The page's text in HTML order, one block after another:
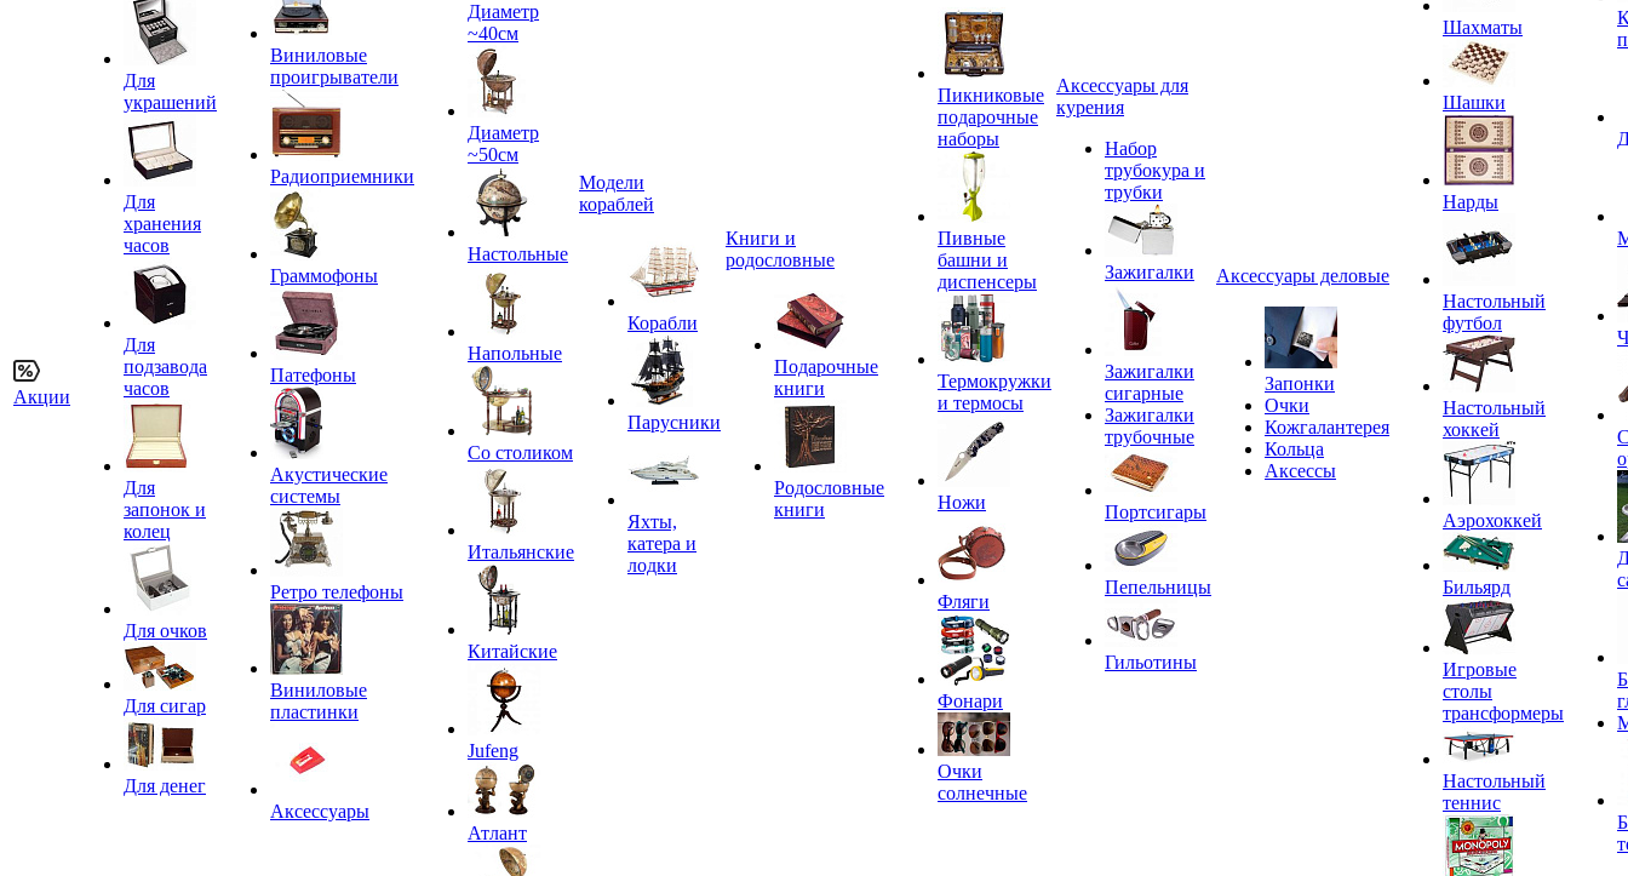
Акции
Для
украшений
Для
хранения
часов
Для
подзавода
часов
Для
запонок и
колец
Для очков
Для сигар
Для денег
Виниловые
проигрыватели
Радиоприемники
Граммофоны
Патефоны
Акустические
системы
Ретро телефоны
Виниловые
пластинки
Аксессуары
Диаметр
~40см
Диаметр
~50см
Настольные
Напольные
Со столиком
Итальянские
Китайские
Jufeng
Атлант
Модели
кораблей
Корабли
Парусники
Яхты,
катера и
лодки
Книги и
родословные
Подарочные
книги
Родословные
книги
Пикниковые
подарочные
наборы
Пивные
башни и
диспенсеры
Термокружки
и термосы
Ножи
Фляги
Фонари
Очки
солнечные
Аксессуары для
курения
Набор
трубокура и
трубки
Зажигалки
Зажигалки
сигарные
Зажигалки
трубочные
Портсигары
Пепельницы
Гильотины
Аксессуары деловые
Запонки
Очки
Кожгалантерея
Кольца
Аксессы
Шахматы
Шашки
Нарды
Настольный
футбол
Настольный
хоккей
Аэрохоккей
Бильярд
Игровые
столы
трансформеры
Настольный
теннис